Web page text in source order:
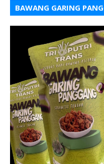
BAWANG GARING